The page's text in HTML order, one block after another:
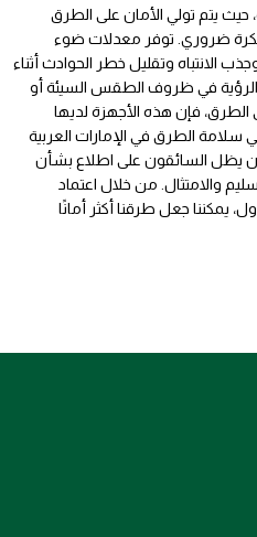
حيث يتم تولي الأمان على الطرق
ضروري. توفر معدلات ضوء
الانتباه وتقليل خطر الحوادث أثناء
في ظروف الطقس السيئة أو
الطرق، فإن هذه الأجهزة لديها
الطرق في الإمارات العربية
يظل السائقون على اطلاع بشأن
والامتثال. من خلال اعتماد
جعل طرقنا أكثر أمانًا